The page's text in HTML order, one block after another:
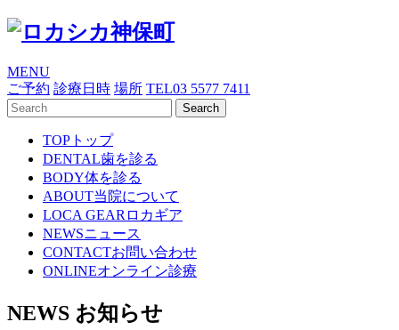
MENU
ご予約 診療日時 場所 TEL03 5577 7411
TOP トップ
DENTAL歯を診る
BODY体を診る
ABOUT当院について
LOCA GEAR ロカギア
NEWSニュース
CONTACTお問い合わせ
ONLINEオンライン診療
NEWS お知らせ